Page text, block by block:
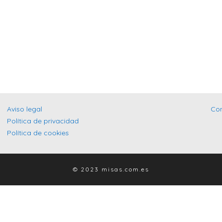
Aviso legal
Política de privacidad
Política de cookies
© 2023 misas.com.es